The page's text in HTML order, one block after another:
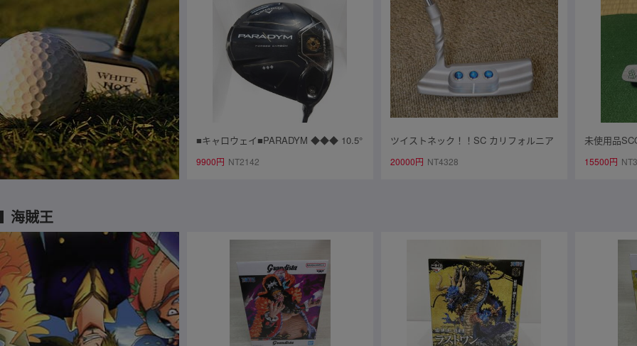
■キャロウェイ■PARADYM ◆◆◆ 10.5°
USA■1W■S■Kai'li WHITE 60■中古■1円
9900円 NT2142
ツイストネック！！SC カリフォルニア
モントレー ☆ 正規品です！
20000円 NT4328
未使用品
ィキャメロ
15500円
海賊王